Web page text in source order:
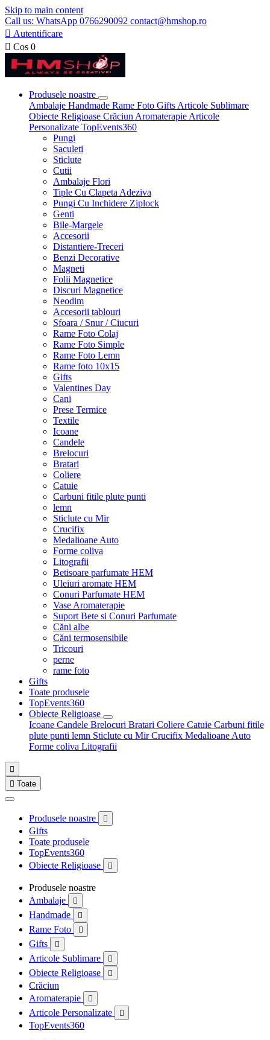
Skip to main content
Call us: WhatsApp 0766290092 contact@hmshop.ro
 Autentificare
 Cos 0
Produsele noastre
Ambalaje Handmade Rame Foto Gifts Articole Sublimare
Obiecte Religioase Crăciun Aromaterapie Articole
Personalizate TopEvents360
Pungi
Saculeti
Sticlute
Cutii
Ambalaje Flori
Tiple Cu Clapeta Adeziva
Pungi Cu Inchidere Ziplock
Genti
Bile-Margele
Accesorii
Distantiere-Treceri
Benzi Decorative
Magneti
Folii Magnetice
Discuri Magnetice
Neodim
Accesorii tablouri
Sfoara / Snur / Ciucuri
Rame Foto Colaj
Rame Foto Simple
Rame Foto Lemn
Rame foto 10x15
Gifts
Valentines Day
Cani
Prese Termice
Textile
Icoane
Candele
Brelocuri
Bratari
Coliere
Catuie
Carbuni fitile plute punti
lemn
Sticlute cu Mir
Crucifix
Medalioane Auto
Forme coliva
Litografii
Betisoare parfumate HEM
Uleiuri aromate HEM
Conuri Parfumate HEM
Vase Aromaterapie
Suport Bete si Conuri Parfumate
Căni albe
Căni termosensibile
Tricouri
perne
rame foto
Gifts
Toate produsele
TopEvents360
Obiecte Religioase
Icoane Candele Brelocuri Bratari Coliere Catuie Carbuni fitile
plute punti lemn Sticlute cu MirCrucifix Medalioane Auto
Forme coliva Litografii

 Toate
Produsele noastre 
Gifts
Toate produsele
TopEvents360
Obiecte Religioase

Produsele noastre
Ambalaje

Handmade 
Rame Foto 
Gifts 
Articole Sublimare 
Obiecte Religioase 
Crăciun
Aromaterapie

Articole Personalizate 
TopEvents360